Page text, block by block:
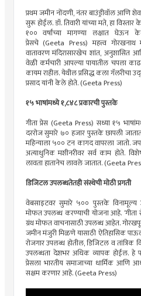
प्रथम जमीन नोंदणी, नंतर बाउंड्रीवॉल आणि
सुरू होईल. डॉ. तिवारी यांच्या मते, हा
१०० वर्षांच्या मागण्या लक्षात घेऊन
प्रेसचे (Geeta Press) महत्त्व
वातावरण मंदिरासारखेच शांत, अनुशासित
वेळी कर्मचारी आपल्या पायातील चपला
कायम राहील. येथील प्रसिद्ध कला गॅलरीचा
प्रसाद यांनी केले होते. (Geeta Press)
१५ भाषांमध्ये १,८४८ प्रकारची पुस्तके
गीता प्रेस (Geeta Press) सध्या १५
दररोज सुमारे ७० हजार पुस्तके छापली
महिन्याला ५०० टन कागद वापरला जातो.
अत्याधुनिक मशीनरीवर सर्व काम होते.
लावता हातानेच लावले जातात. (Geeta
डिजिटल उपलब्धतेतही संस्थेची मोठी प्रगती
वेबसाइटवर सुमारे ५०० पुस्तके
मोफत उपलब्ध करण्याची योजना आहे. ‘गीता
ग्रंथ मोफत वाचनासाठी उपलब्ध आहेत.
जमीन मंजुरी मिळणे यासाठी ऐतिहासिक
रोजगार उपलब्ध होतील, डिजिटल व तांत्रिक
उपलब्धता देशभर अधिक व्यापक होईल. हे
प्रेसला भारतीय समाजाच्या धार्मिक आणि
सक्षम करणार आहे. (Geeta Press)